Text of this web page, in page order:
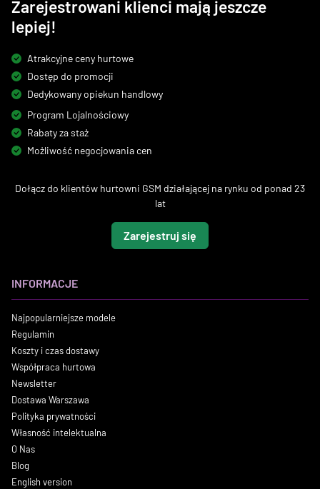
Zarejestrowani klienci mają jeszcze
lepiej!
Atrakcyjne ceny hurtowe
Dostęp do promocji
Dedykowany opiekun handlowy
Program Lojalnościowy
Rabaty za staż
Możliwość negocjowania cen
Dołącz do klientów hurtowni GSM działającej na rynku od ponad 23
lat
Zarejestruj się
INFORMACJE
Najpopularniejsze modele
Regulamin
Koszty i czas dostawy
Współpraca hurtowa
Newsletter
Dostawa Warszawa
Polityka prywatności
Własność intelektualna
O Nas
Blog
English version